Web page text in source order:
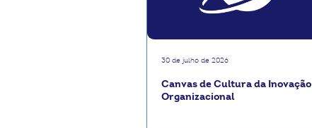
30 de julho de 2026
Canvas de Cultura da Inovação
Organizacional